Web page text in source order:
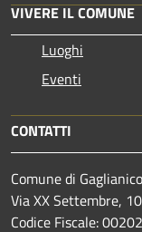
VIVERE IL COMUNE
Luoghi
Eventi
CONTATTI
Comune di Gaglianico
Via XX Settembre,
Codice Fiscale: